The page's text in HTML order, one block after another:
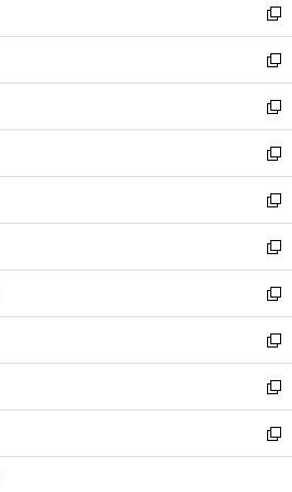
く
ィ
ン
ド
ウ
で
開
く
い
ウ
ィ
ン
ド
ウ
で
開
く
新
し
い
ウ
ィ
ン
ド
ウ
で
開
く
新
し
い
ウ
ィ
ン
ド
ウ
で
開
く
新
し
い
ウ
ィ
ン
ド
ウ
で
開
く
新
し
い
ウ
ィ
ン
ド
ウ
で
開
く
新
し
い
ウ
ィ
ン
ド
ウ
で
開
く
新
し
い
ウ
ィ
ン
ド
ウ
で
開
新
し
い
ウ
ィ
ン
ド
ウ
新
し
い
ウ
ィ
ン
新
し
い
ウ
新
し